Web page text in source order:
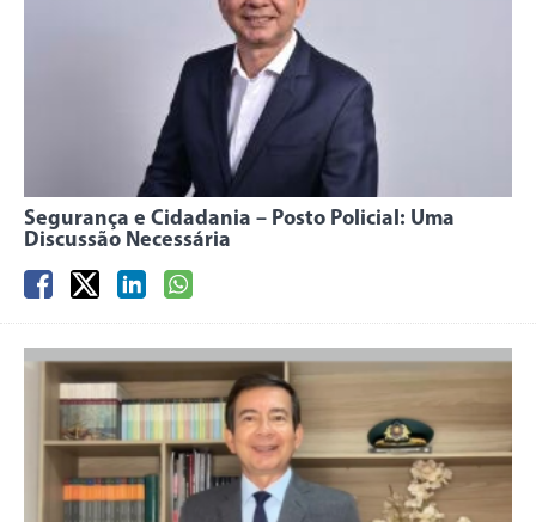
Segurança e Cidadania – Posto Policial: Uma
Discussão Necessária